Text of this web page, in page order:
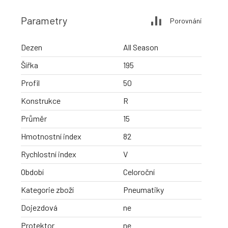
Parametry Porovnání
Dezen
All Season
Šířka
195
Profil
50
Konstrukce
R
Průměr
15
Hmotnostní index
82
Rychlostní index
V
Období
Celoroční
Kategorie zboží
Pneumatiky
Dojezdová
ne
Protektor
ne